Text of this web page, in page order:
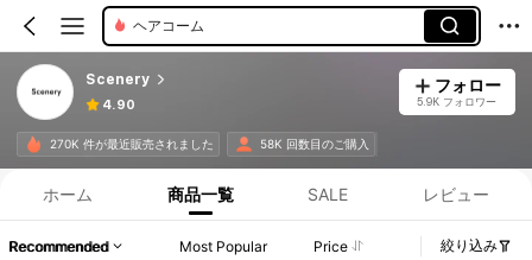
ヘアコーム
Scenery
4.90
フォロー
5.9K フォロワー
270K 件が最近販売されました 58K 回数目のご購入
ホーム 商品一覧 SALE レビュー
Recommended Most Popular Price 絞り込み